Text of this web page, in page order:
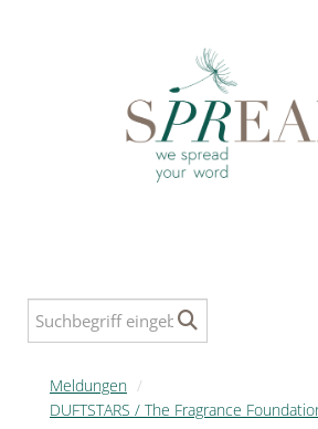
MELDUNGEN
Meldungen /
DUFTSTARS / The Fragrance